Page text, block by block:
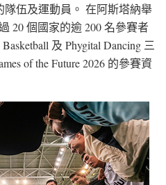
隊伍及運動員。 在阿斯塔納舉
20 個國家的逾 200 名參賽者
及 Phygital Dancing 三
of the Future 2026 的參賽資